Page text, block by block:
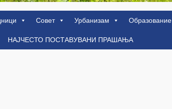
Совет Урбанизам
Образование
НАЈЧЕСТО ПОСТАВУВАНИ ПРАШАЊА